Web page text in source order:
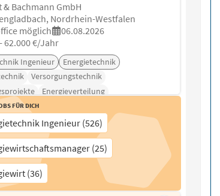
& Bachmann GmbH
Nordrhein-Westfalen
möglich
06.08.2026
62.000 €/Jahr
Ingenieur
Energietechnik
Versorgungstechnik
Energieverteilung
für Dich
Ingenieur (526)
(25)
(36)